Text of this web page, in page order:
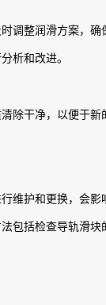
调整润滑方案，
析和改进。
除干净，以便于
维护和更换，会
包括检查导轨滑